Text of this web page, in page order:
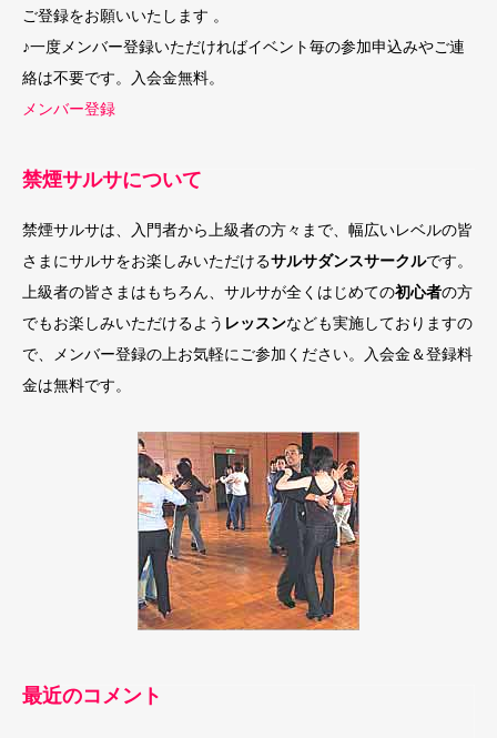
ご登録をお願いいたします 。
♪一度メンバー登録いただければイベント毎の参加申込みやご連
絡は不要です。入会金無料。
メンバー登録
禁煙サルサについて
禁煙サルサは、入門者から上級者の方々まで、幅広いレベルの皆
さまにサルサをお楽しみいただけるサルサダンスサークルです。
上級者の皆さまはもちろん、サルサが全くはじめての初心者の方
でもお楽しみいただけるよう レッスンなども実施しておりますの
で、メンバー登録の上お気軽にご参加ください。入会金＆登録料
金は無料です。
最近のコメント